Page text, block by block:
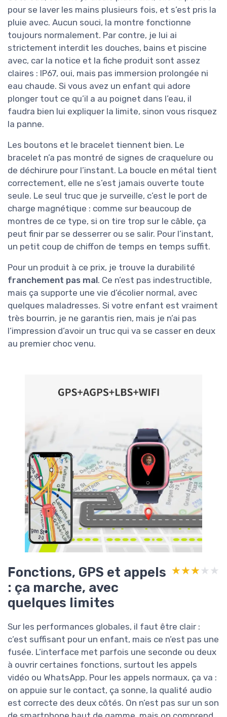
pour se laver les mains plusieurs fois, et s’est pris la
pluie avec. Aucun souci, la montre fonctionne
toujours normalement. Par contre, je lui ai
strictement interdit les douches, bains et piscine
avec, car la notice et la fiche produit sont assez
claires : IP67, oui, mais pas immersion prolongée ni
eau chaude. Si vous avez un enfant qui adore
plonger tout ce qu’il a au poignet dans l’eau, il
faudra bien lui expliquer la limite, sinon vous risquez
la panne.
Les boutons et le bracelet tiennent bien. Le
bracelet n’a pas montré de signes de craquelure ou
de déchirure pour l’instant. La boucle en métal tient
correctement, elle ne s’est jamais ouverte toute
seule. Le seul truc que je surveille, c’est le port de
charge magnétique : comme sur beaucoup de
montres de ce type, si on tire trop sur le câble, ça
peut finir par se desserrer ou se salir. Pour l’instant,
un petit coup de chiffon de temps en temps suffit.
Pour un produit à ce prix, je trouve la durabilité
franchement pas mal. Ce n’est pas indestructible,
mais ça supporte une vie d’écolier normal, avec
quelques maladresses. Si votre enfant est vraiment
très bourrin, je ne garantis rien, mais je n’ai pas
l’impression d’avoir un truc qui va se casser en deux
au premier choc venu.
Fonctions, GPS et appels
: ça marche, avec
quelques limites
★★★★★
★★★★★
Sur les performances globales, il faut être clair :
c’est suffisant pour un enfant, mais ce n’est pas une
fusée. L’interface met parfois une seconde ou deux
à ouvrir certaines fonctions, surtout les appels
vidéo ou WhatsApp. Pour les appels normaux, ça va :
on appuie sur le contact, ça sonne, la qualité audio
est correcte des deux côtés. On n’est pas sur un son